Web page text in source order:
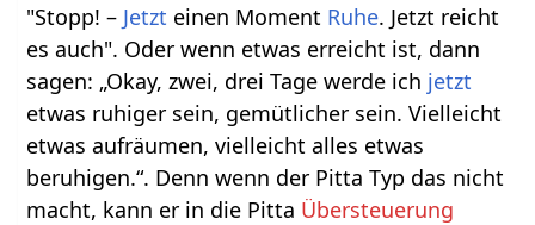
"Stopp! – Jetzt einen Moment Ruhe. Jetzt reicht
es auch". Oder wenn etwas erreicht ist, dann
sagen: „Okay, zwei, drei Tage werde ich jetzt
etwas ruhiger sein, gemütlicher sein. Vielleicht
etwas aufräumen, vielleicht alles etwas
beruhigen.“. Denn wenn der Pitta Typ das nicht
macht, kann er in die Pitta Übersteuerung